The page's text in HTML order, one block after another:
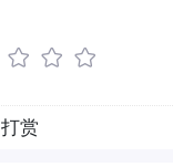
打赏